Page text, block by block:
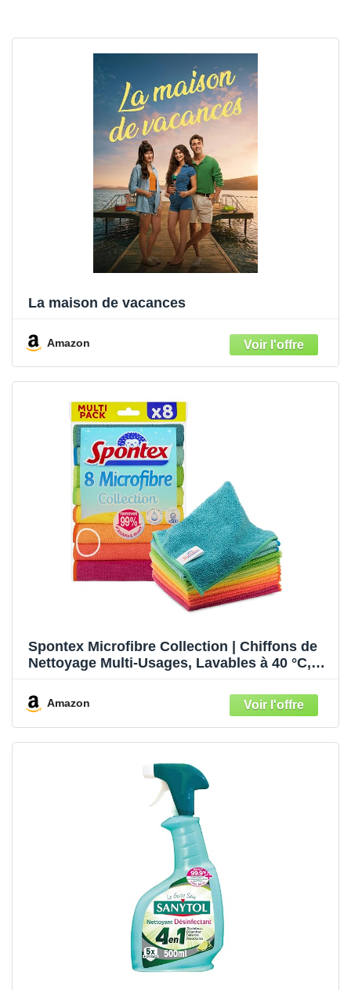
La maison de vacances
Amazon
Spontex Microfibre Collection | Chiffons de
Nettoyage Multi-Usages, Lavables à 40 °C,
8
Amazon